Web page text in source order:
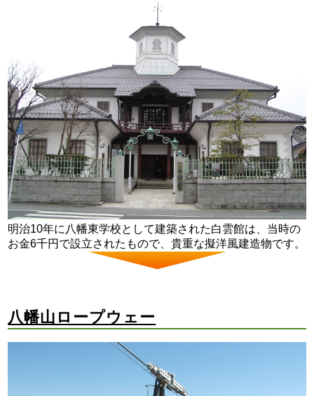
明治10年に八幡東学校として建築された白雲館は、当時の
お金6千円で設立されたもので、貴重な擬洋風建造物です。
八幡山ロープウェー